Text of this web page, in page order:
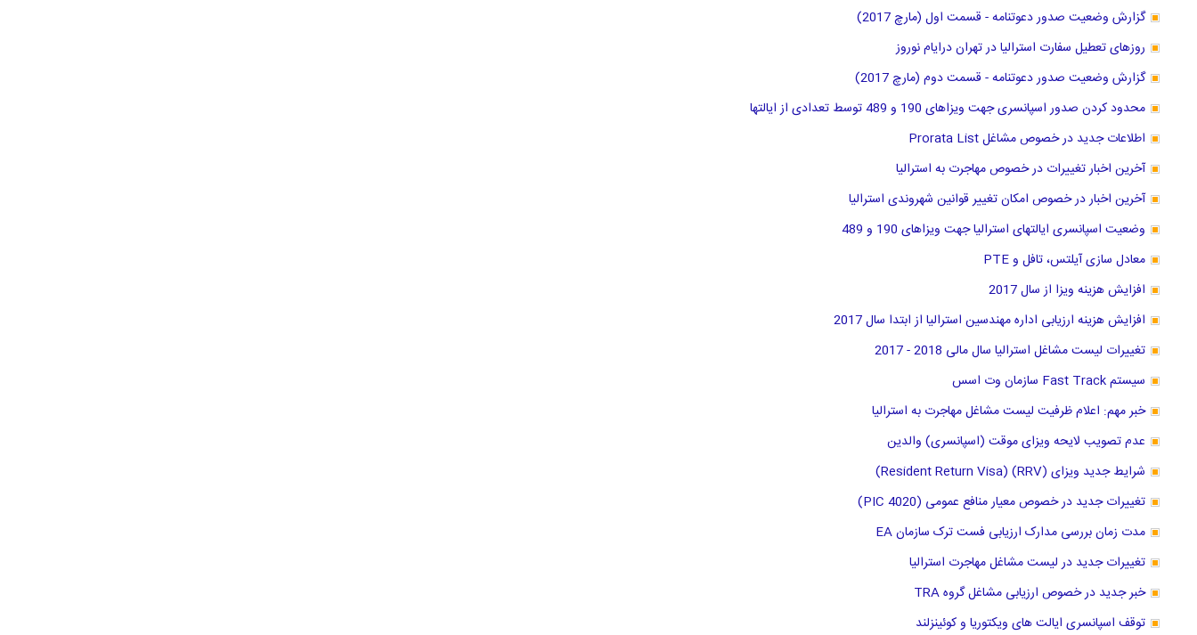
گزارش وضعیت صدور دعوتنامه - قسمت اول (مارچ 2017)
روزهای تعطیل سفارت استرالیا در تهران درایام نوروز
گزارش وضعیت صدور دعوتنامه - قسمت دوم (مارچ 2017)
محدود کردن صدور اسپانسری جهت ویزاهای 190 و 489 توسط تعدادی از ایالتها
اطلاعات جدید در خصوص مشاغل Prorata List
آخرین اخبار تغییرات در خصوص مهاجرت به استرالیا
آخرین اخبار در خصوص امکان تغییر قوانین شهروندی استرالیا
وضعیت اسپانسری ایالتهای استرالیا جهت ویزاهای 190 و 489
معادل سازی آیلتس، تافل و PTE
افزایش هزینه ویزا از سال 2017
افزایش هزینه ارزیابی اداره مهندسین استرالیا از ابتدا سال 2017
تغییرات لیست مشاغل استرالیا سال مالی 2018 - 2017
سیستم Fast Track سازمان وت اسس
خبر مهم: اعلام ظرفیت لیست مشاغل مهاجرت به استرالیا
عدم تصویب لایحه ویزای موقت (اسپانسری) والدین
شرایط جدید ویزای (RRV) (Resident Return Visa)
تغییرات جدید در خصوص معیار منافع عمومی (PIC 4020)
مدت زمان بررسی مدارک ارزیابی فست ترک سازمان EA
تغییرات جدید در لیست مشاغل مهاجرت استرالیا
خبر جدید در خصوص ارزیابی مشاغل گروه TRA
توقف اسپانسری ایالت های ویکتوریا و کوئینزلند